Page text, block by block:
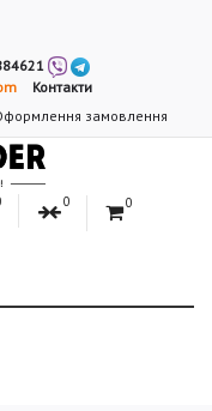
Контакти
замовлення
0 0